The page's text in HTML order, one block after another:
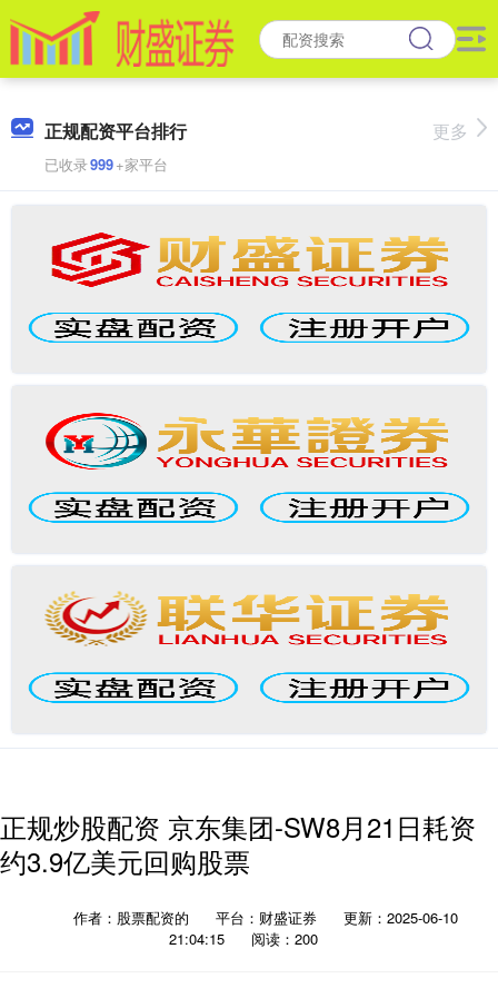
正规配资平台排行
已收录999+家平台
更多
正规炒股配资 京东集团-SW8月21日耗资
约3.9亿美元回购股票
作者：股票配资的 平台：财盛证券
更新：2025-06-10
21:04:15
阅读：200